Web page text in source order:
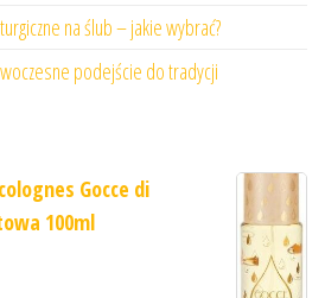
na ślub – jakie wybrać?
podejście do tradycji
Gocce di
100ml